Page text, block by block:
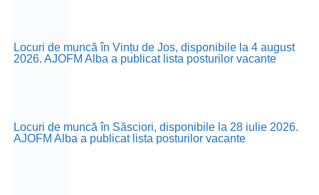
Locuri de muncă în Vințu de Jos, disponibile la 4 august
2026. AJOFM Alba a publicat lista posturilor vacante
Locuri de muncă în Săsciori, disponibile la 28 iulie 2026.
AJOFM Alba a publicat lista posturilor vacante